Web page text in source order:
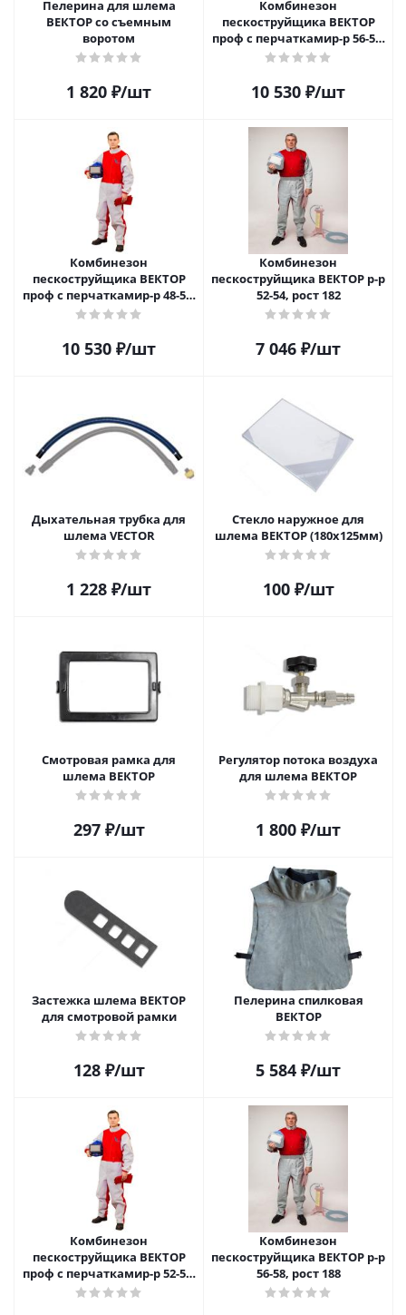
Пелерина для шлема
ВЕКТОР со съемным
воротом
1 820 ₽/шт
Комбинезон
пескоструйщика ВЕКТОР
проф с перчаткамир-р 56-58,
рост 182
10 530 ₽/шт
Комбинезон
пескоструйщика ВЕКТОР
проф с перчаткамир-р 48-50,
рост 176
10 530 ₽/шт
Комбинезон
пескоструйщика ВЕКТОР р-р
52-54, рост 182
7 046 ₽/шт
Дыхательная трубка для
шлема VECTOR
1 228 ₽/шт
Стекло наружное для
шлема ВЕКТОР (180х125мм)
100₽/шт
Смотровая рамка для
шлема ВЕКТОР
297₽/шт
Регулятор потока воздуха
для шлема ВЕКТОР
1 800 ₽/шт
Застежка шлема ВЕКТОР
для смотровой рамки
128₽/шт
Пелерина спилковая
ВЕКТОР
5 584 ₽/шт
Комбинезон
пескоструйщика ВЕКТОР
проф с перчаткамир-р 52-54,
рост 176
Комбинезон
пескоструйщика ВЕКТОР р-р
56-58, рост 188